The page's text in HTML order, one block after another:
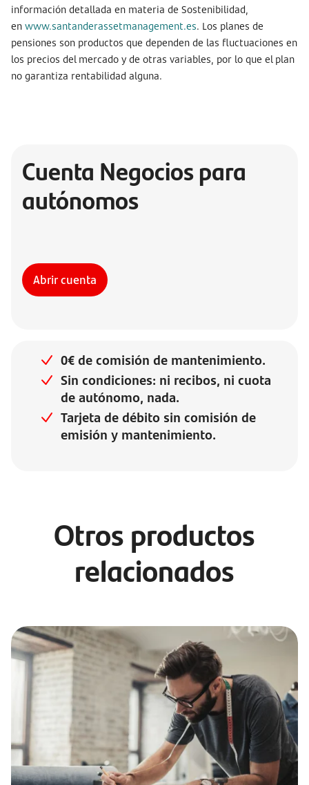
información detallada en materia de Sostenibilidad,
en www.santanderassetmanagement.es. Los planes de
pensiones son productos que dependen de las fluctuaciones en
los precios del mercado y de otras variables, por lo que el plan
no garantiza rentabilidad alguna.
Cuenta Negocios para
autónomos
Abrir cuenta
0€ de comisión de mantenimiento.
Sin condiciones: ni recibos, ni cuota
de autónomo, nada.
Tarjeta de débito sin comisión de
emisión y mantenimiento.
Otros productos
relacionados